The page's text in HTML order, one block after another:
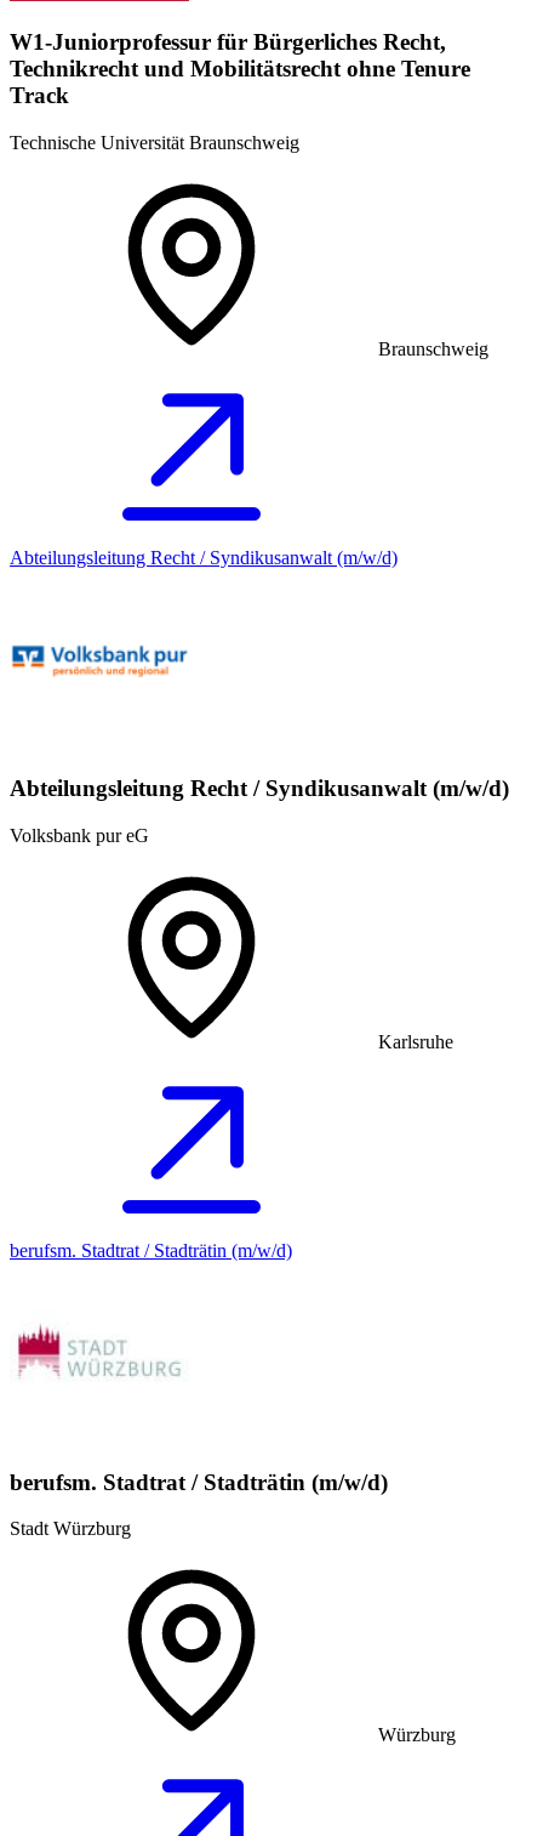
W1-Juniorprofessur für Bürgerliches Recht,
Technikrecht und Mobilitätsrecht ohne Tenure
Track
Technische Universität Braunschweig
Braunschweig
Abteilungsleitung Recht / Syndikusanwalt (m/w/d)
Abteilungsleitung Recht / Syndikusanwalt (m/w/d)
Volksbank pur eG
Karlsruhe
berufsm. Stadtrat / Stadträtin (m/w/d)
berufsm. Stadtrat / Stadträtin (m/w/d)
Stadt Würzburg
Würzburg